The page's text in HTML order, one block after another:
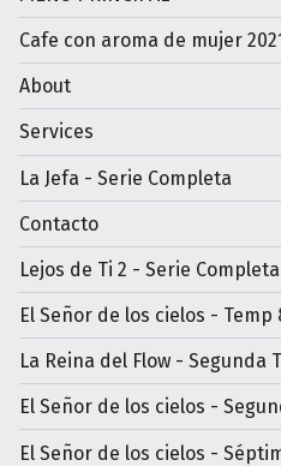
Cafe con aroma de mujer
About
Services
La Jefa - Serie Completa
Contacto
Lejos de Ti 2 - Serie Completa
El Señor de los cielos - Temp
La Reina del Flow - Segunda
El Señor de los cielos -
El Señor de los cielos -